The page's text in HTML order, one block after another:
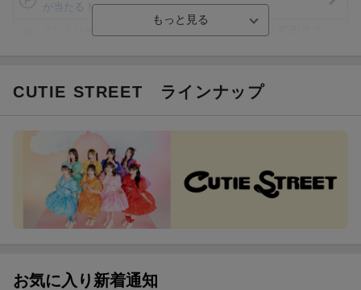
が当たる！
エントリー＆条件達成で『鬼滅の刃』オリジナルきんちゃく
袋が当たる！
【楽天24】日用品の楽天24と楽天ブックス買いまわりでク
ーポン★
CUTIE STREET ラインナップ
お気に入り新着通知